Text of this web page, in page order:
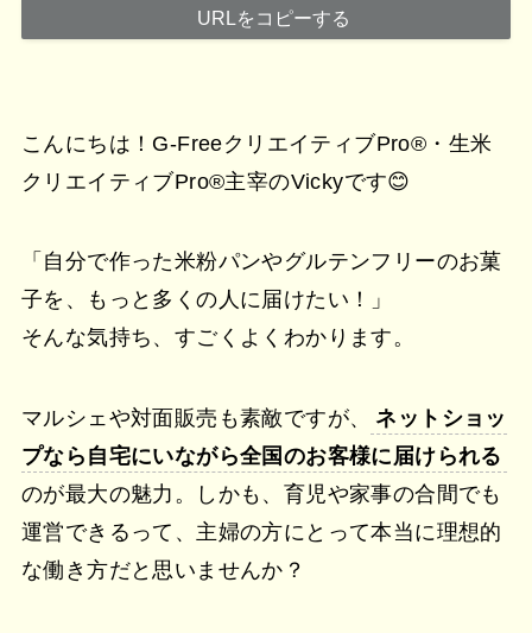
URLをコピーする
こんにちは！G-FreeクリエイティブPro®︎・生米
クリエイティブPro®︎主宰のVickyです😊
「自分で作った米粉パンやグルテンフリーのお菓
子を、もっと多くの人に届けたい！」
そんな気持ち、すごくよくわかります。
マルシェや対面販売も素敵ですが、
ネットショッ
プなら自宅にいながら全国のお客様に届けられる
のが最大の魅力。しかも、育児や家事の合間でも
運営できるって、主婦の方にとって本当に理想的
な働き方だと思いませんか？